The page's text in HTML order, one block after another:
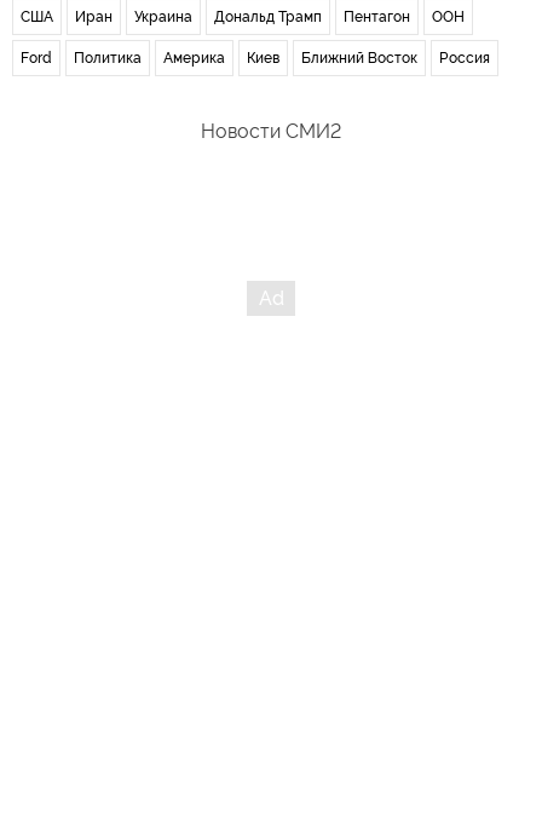
США Иран Украина Дональд Трамп Пентагон ООН
Ford Политика Америка Киев Ближний Восток Россия
Новости СМИ2